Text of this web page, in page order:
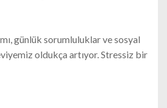
günlük sorumluluklar ve sosyal
oldukça artıyor. Stressiz bir